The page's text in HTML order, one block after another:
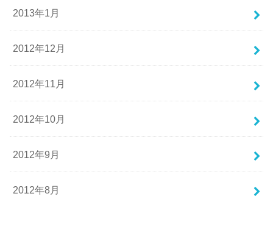
2013年1月
2012年12月
2012年11月
2012年10月
2012年9月
2012年8月